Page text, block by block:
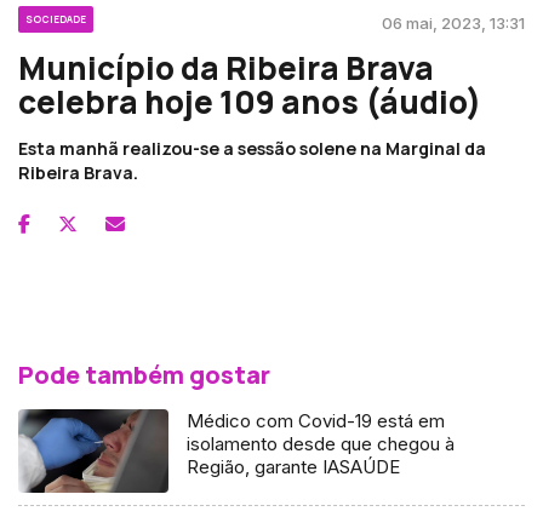
SOCIEDADE 06 mai, 2023, 13:31
Município da Ribeira Brava
celebra hoje 109 anos (áudio)
Esta manhã realizou-se a sessão solene na Marginal da
Ribeira Brava.
Pode também gostar
Médico com Covid-19 está em
isolamento desde que chegou à
Região, garante IASAÚDE